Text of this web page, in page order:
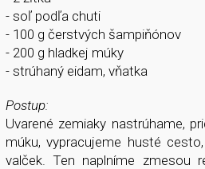
- soľ podľa chuti
- 100 g čerstvých šampiňónov
- 200 g hladkej múky
- strúhaný eidam, vňatka
Postup:
Uvarené zemiaky nastrúhame,
múku, vypracujeme husté
valček. Ten naplníme zmesou